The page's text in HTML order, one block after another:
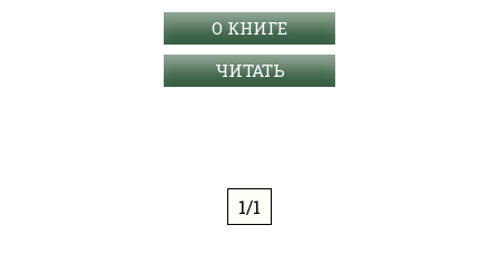
О КНИГЕ
ЧИТАТЬ
1/1